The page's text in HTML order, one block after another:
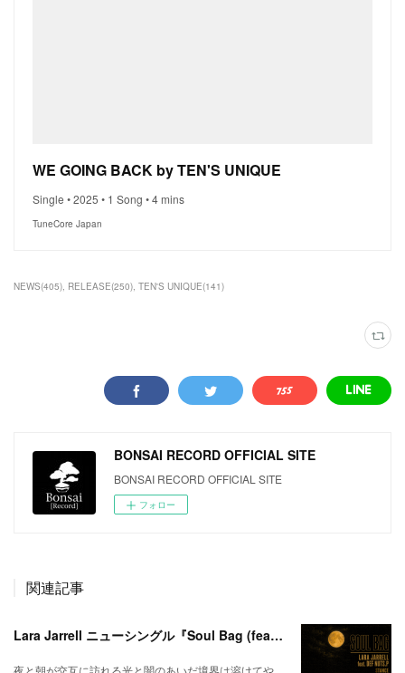
WE GOING BACK by TEN'S UNIQUE
Single • 2025 • 1 Song • 4 mins
TuneCore Japan
NEWS(405) RELEASE(250) TEN'S UNIQUE(141)
BONSAI RECORD OFFICIAL SITE
BONSAI RECORD OFFICIAL SITE
フォロー
関連記事
Lara Jarrell ニューシングル『Soul Bag (feat. Def Nuts.p)』配信スタート！
夜と朝が交互に訪れる光と闇のあいだ境界は溶けてや